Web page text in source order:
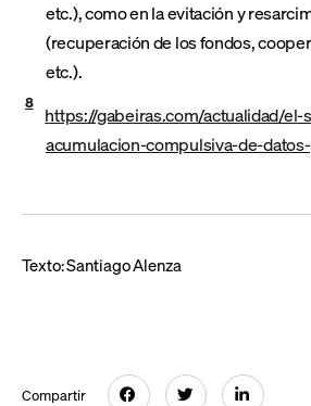
etc.), como en la evitación y
(recuperación de los fondos,
etc.).
8
https://gabeiras.com/actualidad/
acumulacion-compulsiva-de-
Texto:Santiago Alenza
Compartir